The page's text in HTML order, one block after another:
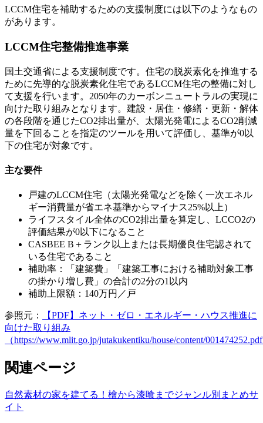
LCCM住宅を補助するための支援制度には以下のようなもの
があります。
LCCM住宅整備推進事業
国土交通省による支援制度です。住宅の脱炭素化を推進する
ために先導的な脱炭素化住宅であるLCCM住宅の整備に対し
て支援を行います。2050年のカーボンニュートラルの実現に
向けた取り組みとなります。建設・居住・修繕・更新・解体
の各段階を通じたCO2排出量が、太陽光発電によるCO2削減
量を下回ることを指定のツールを用いて評価し、基準が0以
下の住宅が対象です。
主な要件
戸建のLCCM住宅（太陽光発電などを除く一次エネル
ギー消費量が省エネ基準からマイナス25%以上）
ライフスタイル全体のCO2排出量を算定し、LCCO2の
評価結果が0以下になること
CASBEE B＋ランク以上または長期優良住宅認されて
いる住宅であること
補助率：「建築費」「建築工事における補助対象工事
の掛かり増し費」の合計の2分の1以内
補助上限額：140万円／戸
参照元：
【PDF】ネット・ゼロ・エネルギー・ハウス推進に
向けた取り組み
（https://www.mlit.go.jp/jutakukentiku/house/content/
関連ページ
自然素材の家を建てる！檜から漆喰までジャンル別まとめサ
イト